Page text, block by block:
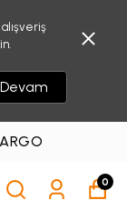
Devam
0